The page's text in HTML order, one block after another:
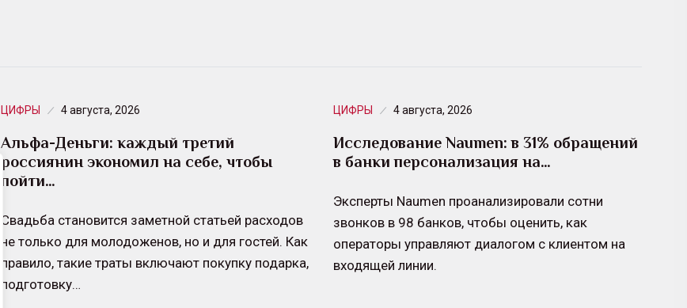
ЦИФРЫ 4 августа, 2026
Альфа-Деньги: каждый третий
россиянин экономил на себе, чтобы
пойти…
Свадьба становится заметной статьей расходов
не только для молодоженов, но и для гостей. Как
правило, такие траты включают покупку подарка,
подготовку…
ЦИФРЫ 4 августа, 2026
Исследование Naumen: в 31% обращений
в банки персонализация на…
Эксперты Naumen проанализировали сотни
звонков в 98 банков, чтобы оценить, как
операторы управляют диалогом с клиентом на
входящей линии.